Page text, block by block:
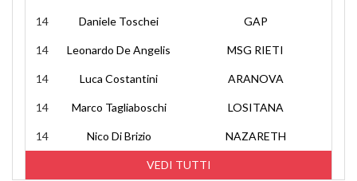
VEDI TUTTI
14 Daniele Toschei GAP
14 Leonardo De Angelis MSG RIETI
14 Luca Costantini ARANOVA
14 Marco Tagliaboschi LOSITANA
14 Nico Di Brizio NAZARETH